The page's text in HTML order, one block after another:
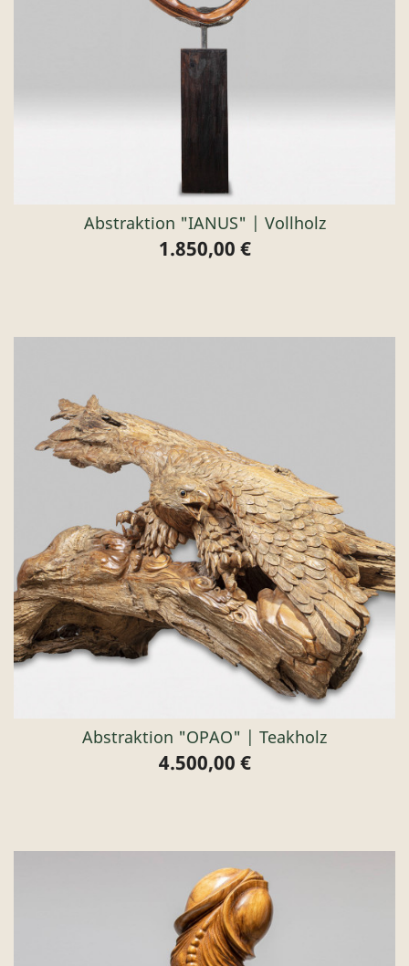
Abstraktion "IANUS" | Vollholz
Preis
1.850,00 €
Abstraktion "OPAO" | Teakholz
Preis
4.500,00 €